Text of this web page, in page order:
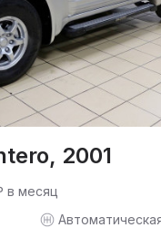
2001
в месяц